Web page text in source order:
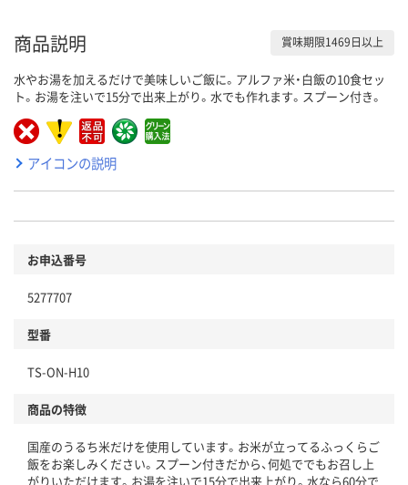
商品説明 賞味期限1469日以上
水やお湯を加えるだけで美味しいご飯に。アルファ米・白飯の10食セッ
ト。お湯を注いで15分で出来上がり。水でも作れます。スプーン付き。
アイコンの説明
お申込番号
5277707
型番
TS-ON-H10
商品の特徴
国産のうるち米だけを使用しています。お米が立ってるふっくらご
飯をお楽しみください。スプーン付きだから、何処ででもお召し上
がりいただけます。お湯を注いで15分で出来上がり。水なら60分で